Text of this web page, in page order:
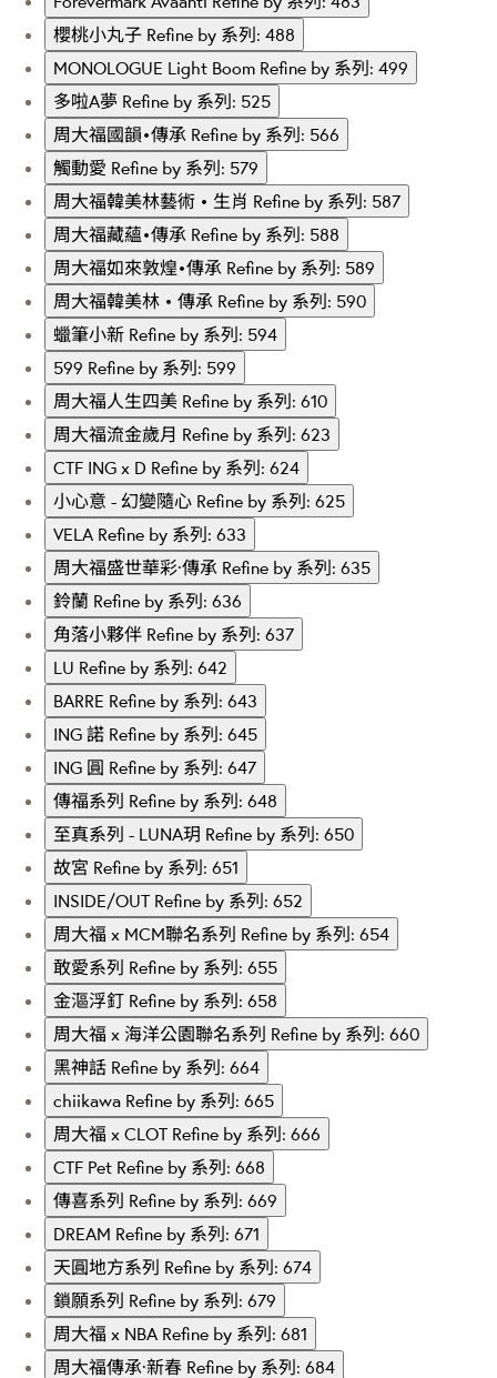
櫻桃小丸子 Refine by 系列: 488
MONOLOGUE Light Boom Refine by 系列: 499
多啦A夢 Refine by 系列: 525
周大福國韻•傳承 Refine by 系列: 566
觸動愛 Refine by 系列: 579
周大福韓美林藝術 • 生肖 Refine by 系列: 587
周大福藏蘊•傳承 Refine by 系列: 588
周大福如來敦煌•傳承 Refine by 系列: 589
周大福韓美林 • 傳承 Refine by 系列: 590
蠟筆小新 Refine by 系列: 594
599 Refine by 系列: 599
周大福人生四美 Refine by 系列: 610
周大福流金歲月 Refine by 系列: 623
CTF ING x D Refine by 系列: 624
小心意 - 幻變隨心 Refine by 系列: 625
VELA Refine by 系列: 633
周大福盛世華彩·傳承 Refine by 系列: 635
鈴蘭 Refine by 系列: 636
角落小夥伴 Refine by 系列: 637
LU Refine by 系列: 642
BARRE Refine by 系列: 643
ING 諾 Refine by 系列: 645
ING 圓 Refine by 系列: 647
傳福系列 Refine by 系列: 648
至真系列 - LUNA玥 Refine by 系列: 650
故宮 Refine by 系列: 651
INSIDE/OUT Refine by 系列: 652
周大福 x MCM聯名系列 Refine by 系列: 654
敢愛系列 Refine by 系列: 655
金漚浮釘 Refine by 系列: 658
周大福 x 海洋公園聯名系列 Refine by 系列: 660
黑神話 Refine by 系列: 664
chiikawa Refine by 系列: 665
周大福 x CLOT Refine by 系列: 666
CTF Pet Refine by 系列: 668
傳喜系列 Refine by 系列: 669
DREAM Refine by 系列: 671
天圓地方系列 Refine by 系列: 674
鎖願系列 Refine by 系列: 679
周大福 x NBA Refine by 系列: 681
周大福傳承·新春 Refine by 系列: 684